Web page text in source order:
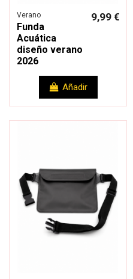
Verano
Funda
Acuática
diseño verano
2026
9,99 €
Añadir